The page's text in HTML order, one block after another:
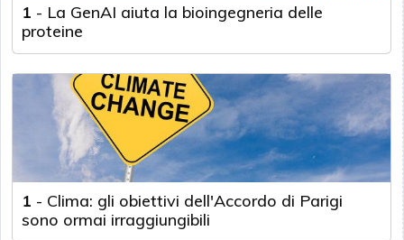
1 - La GenAI aiuta la bioingegneria delle
proteine
1 - Clima: gli obiettivi dell'Accordo di Parigi
sono ormai irraggiungibili